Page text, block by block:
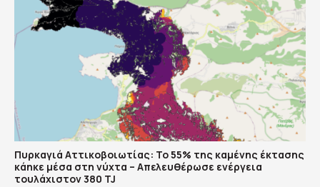
Πυρκαγιά Αττικοβοιωτίας: Το 55% της καμένης έκτασης
κάηκε μέσα στη νύχτα – Απελευθέρωσε ενέργεια
τουλάχιστον 380 TJ